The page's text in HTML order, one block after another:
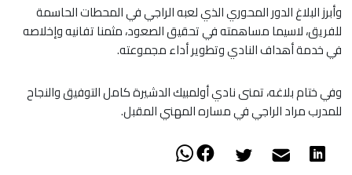
​وأبرز البلاغ الدور المحوري الذي لعبه الراجي في المحطات الحاسمة
للفريق، لاسيما مساهمته في تحقيق الصعود، مثمنا تفانيه وإخلاصه
في خدمة أهداف النادي وتطوير أداء مجموعته.
​وفي ختام بلاغه، تمنى نادي أولمبيك الدشيرة كامل التوفيق والنجاح
للمدرب مراد الراجي في مساره المهني المقبل.